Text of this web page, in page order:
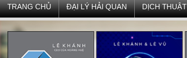
TRANG CHỦ ĐẠI LÝ HẢI QUAN DỊCH THUẬT